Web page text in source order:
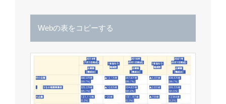
Webの表をコピーする